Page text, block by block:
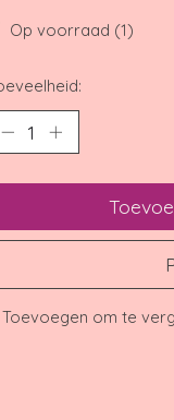
Op voorraad (1)
Toevoegen om te